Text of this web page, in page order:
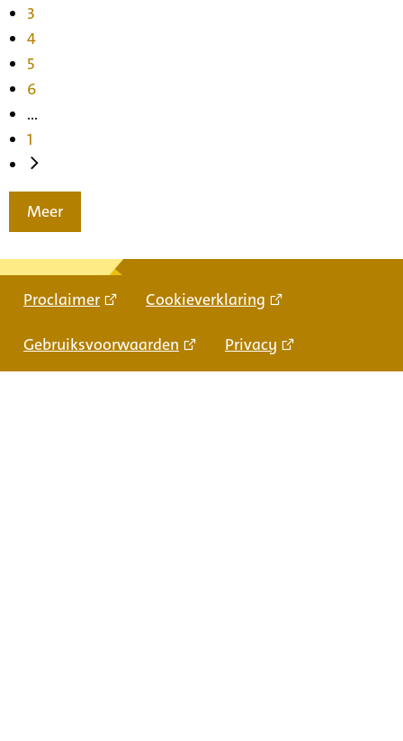
3
4
5
6
...
1
Meer
Proclaimer Cookieverklaring
Gebruiksvoorwaarden Privacy